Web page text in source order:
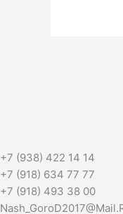
+7 (938) 422 14 14
+7 (918) 634 77 77
+7 (918) 493 38 00